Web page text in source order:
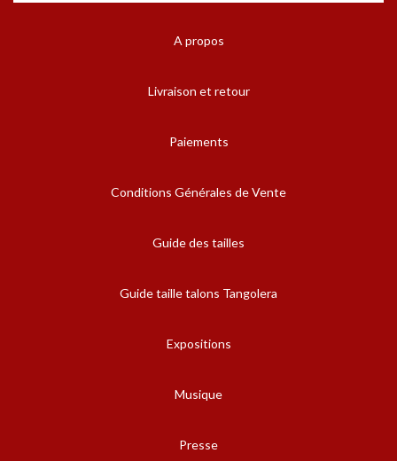
A propos
Livraison et retour
Paiements
Conditions Générales de Vente
Guide des tailles
Guide taille talons Tangolera
Expositions
Musique
Presse